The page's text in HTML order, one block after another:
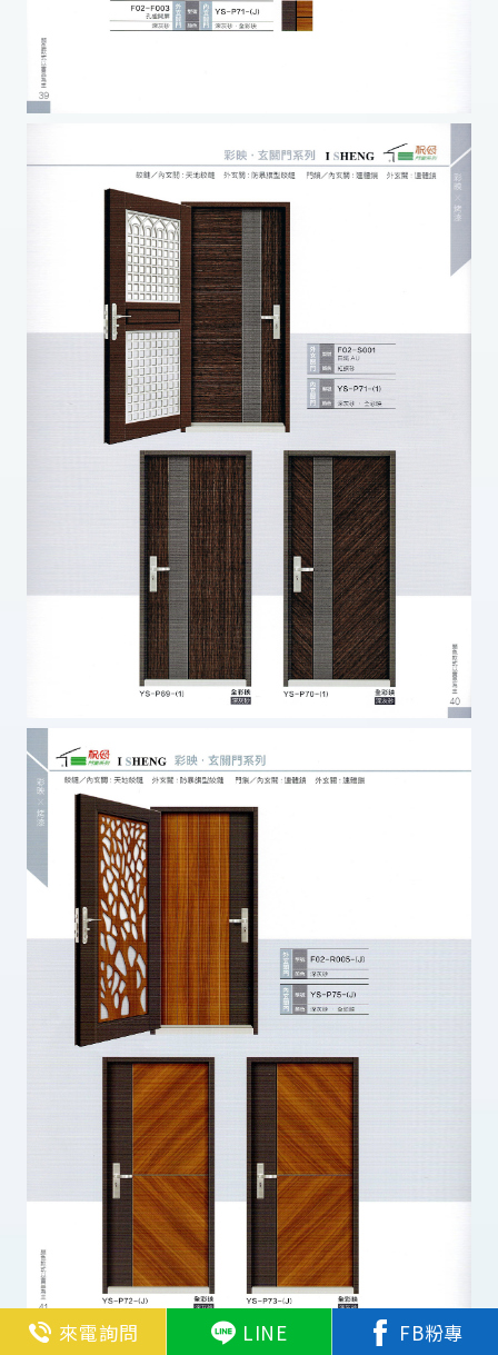
來電詢問 LINE FB粉專